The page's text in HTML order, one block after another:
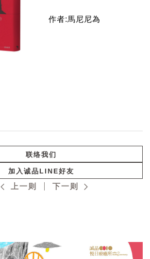
作者:馬尼尼為
联络我们
加入诚品LINE好友
上一则 下一则